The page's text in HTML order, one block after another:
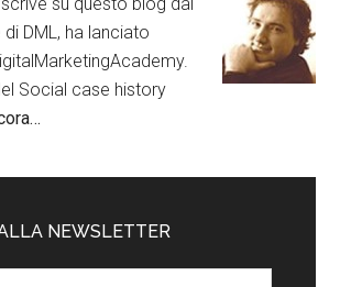
DML, ha lanciato
Social case history
NEWSLETTER